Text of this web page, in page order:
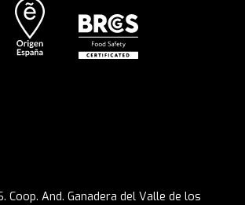
al vacío
envasado al vacío de Alta
es importante seguir
sabor y textura óptimos:
Coop. And. Ganadera del Valle de los